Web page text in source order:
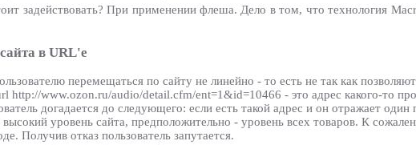
задействовать? При применении флеша. Дело в том, что технология
в URL'е
перемещаться по сайту не линейно - то есть не так как
http://www.ozon.ru/audio/detail.cfm/ent=1&id=10466 - это адрес какого-то
догадается до следующего: если есть такой адрес и он отражает один
уровень сайта, предположительно - уровень всех товаров. К
Получив отказ пользователь запутается.